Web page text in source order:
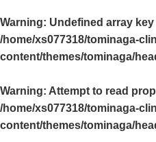
Warning: Undefined array key
/home/xs077318/tominaga-
content/themes/tominaga/
Warning: Attempt to read
/home/xs077318/tominaga-
content/themes/tominaga/